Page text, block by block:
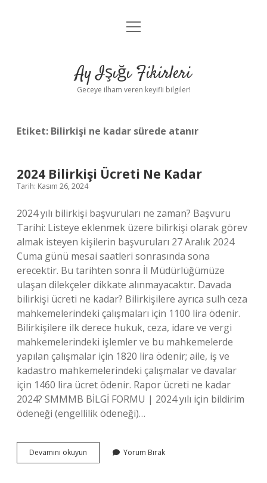
Anasayfa
Yasal Uyarı
menüyü
Ay Işığı Fikirleri
Geceye ilham veren keyifli bilgiler!
Etiket: Bilirkişi ne kadar sürede atanır
2024 Bilirkişi Ücreti Ne Kadar
Tarih: Kasım 26, 2024
2024 yılı bilirkişi başvuruları ne zaman? Başvuru
Tarihi: Listeye eklenmek üzere bilirkişi olarak görev
almak isteyen kişilerin başvuruları 27 Aralık 2024
Cuma günü mesai saatleri sonrasında sona
erecektir. Bu tarihten sonra İl Müdürlüğümüze
ulaşan dilekçeler dikkate alınmayacaktır. Davada
bilirkişi ücreti ne kadar? Bilirkişilere ayrıca sulh ceza
mahkemelerindeki çalışmaları için 1100 lira ödenir.
Bilirkişilere ilk derece hukuk, ceza, idare ve vergi
mahkemelerindeki işlemler ve bu mahkemelerde
yapılan çalışmalar için 1820 lira ödenir; aile, iş ve
kadastro mahkemelerindeki çalışmalar ve davalar
için 1460 lira ücret ödenir. Rapor ücreti ne kadar
2024? SMMMB BİLGİ FORMU | 2024 yılı için bildirim
ödeneği (engellilik ödeneği)…
Devamını okuyun
Bilirkişi
Yorum Bırak